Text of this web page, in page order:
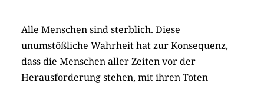
Alle Menschen sind sterblich. Diese
unumstößliche Wahrheit hat zur Konsequenz,
dass die Menschen aller Zeiten vor der
Herausforderung stehen, mit ihren Toten